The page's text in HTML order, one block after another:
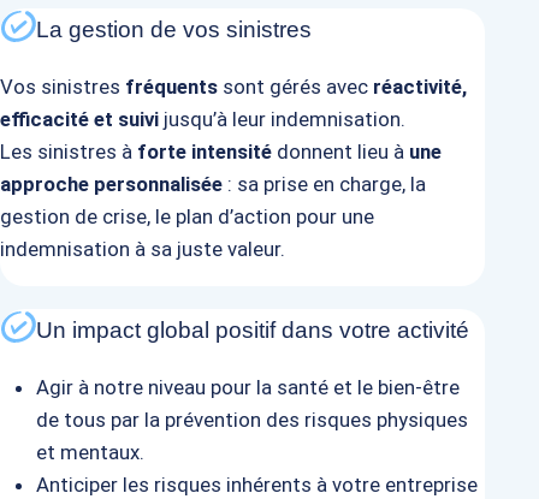
La gestion de vos sinistres
Vos sinistres fréquents sont gérés avec réactivité,
efficacité et suivi jusqu’à leur indemnisation.
Les sinistres à forte intensité donnent lieu à une
approche personnalisée : sa prise en charge, la
gestion de crise, le plan d’action pour une
indemnisation à sa juste valeur.
Un impact global positif dans votre activité
Agir à notre niveau pour la santé et le bien-être
de tous par la prévention des risques physiques
et mentaux.
Anticiper les risques inhérents à votre entreprise